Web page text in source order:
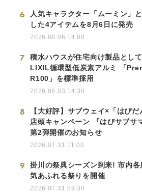
6
人気キャラクター「ムーミン」
した4アイテムを8月6日に発売
2026.08.06 14:00
7
積水ハウスが住宅向け製品とし
LIXIL循環型低炭素アルミ 「
R100」を標準採用
2026.08.03 14:30
8
【大好評】サブウェイ×「はぴだ
店頭キャンペーン 『はぴサブサ
第2弾開催のお知らせ
2026.07.31 11:00
9
掛川の祭典シーズン到来! 市内各
気あふれる祭りを開催
2026.07.31 09:30